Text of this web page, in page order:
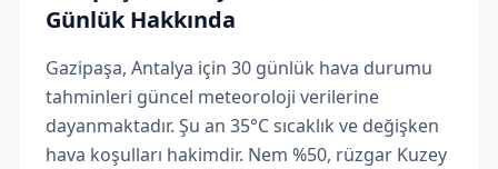
Günlük Hakkında
Gazipaşa, Antalya için 30 günlük hava durumu
tahminleri güncel meteoroloji verilerine
dayanmaktadır. Şu an 35°C sıcaklık ve değişken
hava koşulları hakimdir. Nem %50, rüzgar Kuzey